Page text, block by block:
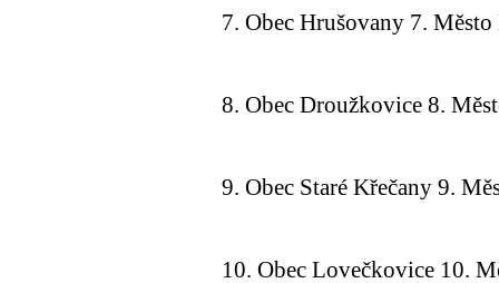
7. Obec Hrušovany 7.
8. Obec Droužkovice 8.
9. Obec Staré Křečany 9.
10. Obec Lovečkovice 10.